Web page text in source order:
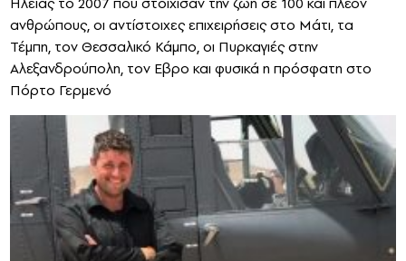
ανθρώπους, οι αντίστοιχες επιχειρήσεις στο Μάτι, τα
Τέμπη, τον Θεσσαλικό Κάμπο, οι Πυρκαγιές στην
Αλεξανδρούπολη, τον Εβρο και φυσικά η πρόσφατη στο
Πόρτο Γερμενό